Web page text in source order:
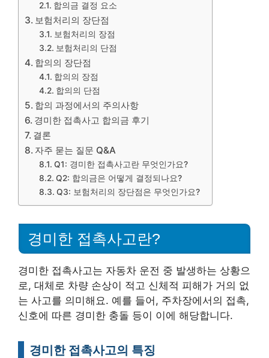
합의금 결정 요소
보험처리의 장단점
보험처리의 장점
보험처리의 단점
합의의 장단점
합의의 장점
합의의 단점
합의 과정에서의 주의사항
경미한 접촉사고 합의금 후기
결론
자주 묻는 질문 Q&A
Q1: 경미한 접촉사고란 무엇인가요?
Q2: 합의금은 어떻게 결정되나요?
Q3: 보험처리의 장단점은 무엇인가요?
경미한 접촉사고란?
경미한 접촉사고는 자동차 운전 중 발생하는 상황으
로, 대체로 차량 손상이 적고 신체적 피해가 거의 없
는 사고를 의미해요. 예를 들어, 주차장에서의 접촉,
신호에 따른 경미한 충돌 등이 이에 해당합니다.
경미한 접촉사고의 특징